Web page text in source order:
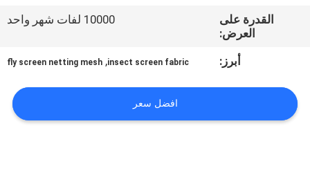
اتصل
اطلب
اقتباس
القدرة على
العرض:
10000 لفات شهر واحد
أبرز: insect screen fabric
,
fly screen netting mesh
افضل سعر